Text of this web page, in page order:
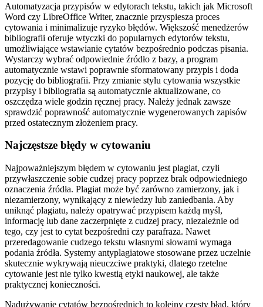
Automatyzacja przypisów w edytorach tekstu, takich jak Microsoft
Word czy LibreOffice Writer, znacznie przyspiesza proces
cytowania i minimalizuje ryzyko błędów. Większość menedżerów
bibliografii oferuje wtyczki do popularnych edytorów tekstu,
umożliwiające wstawianie cytatów bezpośrednio podczas pisania.
Wystarczy wybrać odpowiednie źródło z bazy, a program
automatycznie wstawi poprawnie sformatowany przypis i doda
pozycję do bibliografii. Przy zmianie stylu cytowania wszystkie
przypisy i bibliografia są automatycznie aktualizowane, co
oszczędza wiele godzin ręcznej pracy. Należy jednak zawsze
sprawdzić poprawność automatycznie wygenerowanych zapisów
przed ostatecznym złożeniem pracy.
Najczęstsze błędy w cytowaniu
Najpoważniejszym błędem w cytowaniu jest plagiat, czyli
przywłaszczenie sobie cudzej pracy poprzez brak odpowiedniego
oznaczenia źródła. Plagiat może być zarówno zamierzony, jak i
niezamierzony, wynikający z niewiedzy lub zaniedbania. Aby
uniknąć plagiatu, należy opatrywać przypisem każdą myśl,
informację lub dane zaczerpnięte z cudzej pracy, niezależnie od
tego, czy jest to cytat bezpośredni czy parafraza. Nawet
przeredagowanie cudzego tekstu własnymi słowami wymaga
podania źródła. Systemy antyplagiatowe stosowane przez uczelnie
skutecznie wykrywają nieuczciwe praktyki, dlatego rzetelne
cytowanie jest nie tylko kwestią etyki naukowej, ale także
praktycznej konieczności.
Nadużywanie cytatów bezpośrednich to kolejny częsty błąd, który